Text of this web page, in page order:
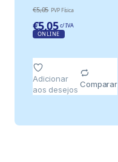
€5,05 PVP Física
€5,05 c/ IVA
ONLINE
Adicionar
aos desejos
Comparar